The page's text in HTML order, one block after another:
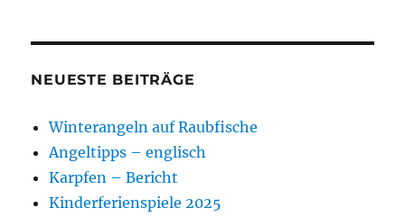
NEUESTE BEITRÄGE
Winterangeln auf Raubfische
Angeltipps – englisch
Karpfen – Bericht
Kinderferienspiele 2025